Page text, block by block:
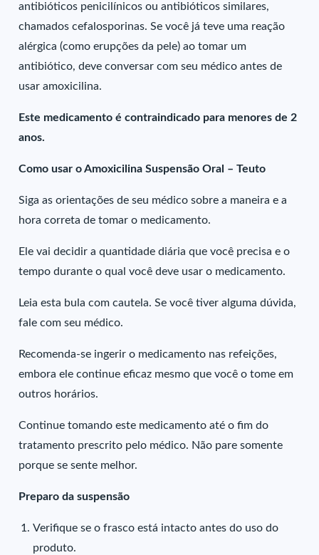
antibióticos penicilínicos ou antibióticos similares,
chamados cefalosporinas. Se você já teve uma reação
alérgica (como erupções da pele) ao tomar um
antibiótico, deve conversar com seu médico antes de
usar amoxicilina.
Este medicamento é contraindicado para menores de 2
anos.
Como usar o Amoxicilina Suspensão Oral – Teuto
Siga as orientações de seu médico sobre a maneira e a
hora correta de tomar o medicamento.
Ele vai decidir a quantidade diária que você precisa e o
tempo durante o qual você deve usar o medicamento.
Leia esta bula com cautela. Se você tiver alguma dúvida,
fale com seu médico.
Recomenda-se ingerir o medicamento nas refeições,
embora ele continue eficaz mesmo que você o tome em
outros horários.
Continue tomando este medicamento até o fim do
tratamento prescrito pelo médico. Não pare somente
porque se sente melhor.
Preparo da suspensão
Verifique se o frasco está intacto antes do uso do
produto.